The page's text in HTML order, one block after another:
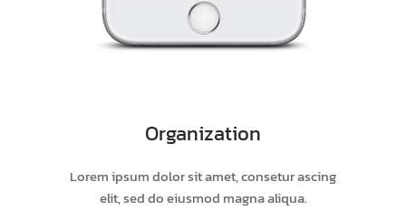
Organization
Lorem ipsum dolor sit amet, consetur ascing
elit, sed do eiusmod magna aliqua.